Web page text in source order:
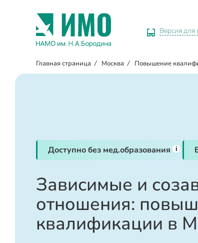
Версия
Главная страница / Москва / Повышение
Доступно без мед.образования i
Зависимые и
отношения:
квалификации в